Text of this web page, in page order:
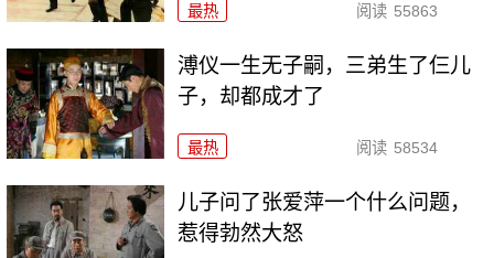
最热 阅读 55863
溥仪一生无子嗣，三弟生了仨儿
子，却都成才了
最热 阅读 58534
儿子问了张爱萍一个什么问题，
惹得勃然大怒